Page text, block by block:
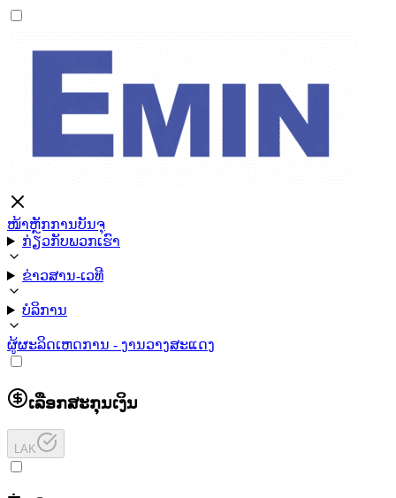
ໜ້າຫຼັກການບັນຈຸ
ກ່ຽວກັບພວກເຮົາ
ຂ່າວສານ-ເວທີ
ບໍລິການ
ຜູ້ຜະລິດເຫດການ - ງານວາງສະແດງ
ເລືອກສະກຸນເງິນ
LAK